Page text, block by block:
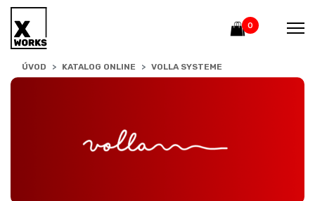
0
ÚVOD KATALOG ONLINE VOLLA SYSTEME